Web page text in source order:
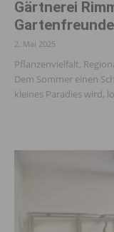
Gärtnerei
Gartenfreunde
2. Mai 2025
Pflanzenvielfalt,
Dem Sommer einen
kleines Paradies wird,